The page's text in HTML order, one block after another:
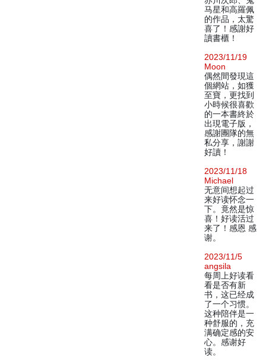
马星和高羅佩
的作品，太驚
喜了！感謝好
讀書櫃！
2023/11/19
Moon
偶然間發現這
個網站，如獲
至寶，更找到
小時候很喜歡
的一本書終於
出現電子版，
感謝團隊的無
私分享，謝謝
好讀！
2023/11/18
Michael
无意间想起过
来好读怀念一
下。竟然是惊
喜！好读活过
来了！感恩 感
谢。
2023/11/5
angsila
每周上好读看
看是否有新
书，这已经成
了一个习惯。
这种陪伴是一
种舒服的，充
满确定感的安
心。感谢好
读。